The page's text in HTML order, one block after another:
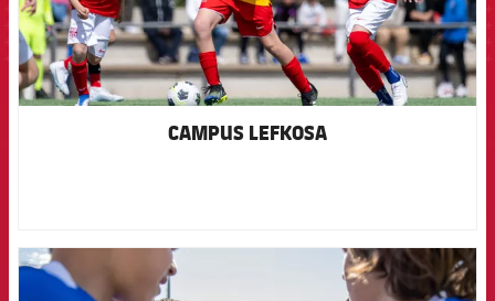
CAMPUS LEFKOSA
FCB Barcelona badge